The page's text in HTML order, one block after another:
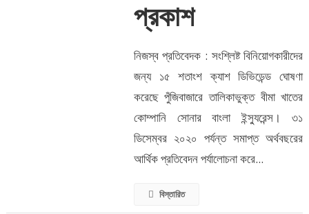
প্রকাশ
নিজস্ব প্রতিবেদক : সংশ্লিষ্ট বিনিয়োগকারীদের
জন্য ১৫ শতাংশ ক্যাশ ডিভিডেন্ড ঘোষণা
করেছে পুঁজিবাজারে তালিকাভুক্ত বীমা খাতের
কোম্পানি সোনার বাংলা ইন্স্যুরেন্স। ৩১
ডিসেম্বর ২০২০ পর্যন্ত সমাপ্ত অর্থবছরের
আর্থিক প্রতিবেদন পর্যালোচনা করে...
বিস্তারিত